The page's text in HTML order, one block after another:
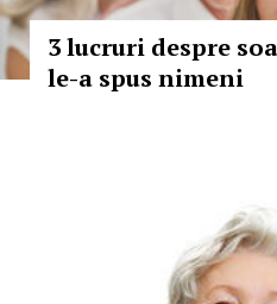
3 lucruri despre
le-a spus nimeni